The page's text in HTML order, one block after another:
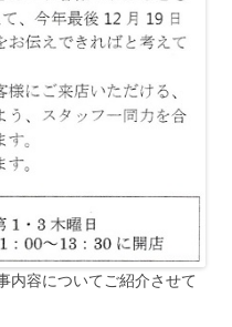
内容についてご紹介させて